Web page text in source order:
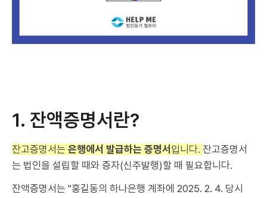
1. 잔액증명서란?
잔고증명서는 은행에서 발급하는 증명서 입니다. 잔고증명서
는 법인을 설립할 때와 증자(신주발행)할 때 필요합니다.
잔액증명서는 "홍길동의 하나은행 계좌에 2025. 2. 4. 당시